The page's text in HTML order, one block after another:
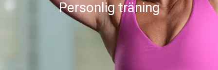
Personlig träning